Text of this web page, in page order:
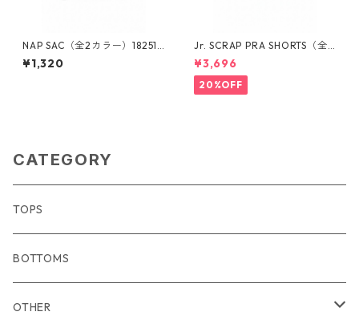
NAP SAC（全2カラー）182510
1021
¥1,320
Jr. SCRAP PRA SHORTS（全
３カラー）1731104008
¥3,696
20%OFF
CATEGORY
TOPS
BOTTOMS
OTHER